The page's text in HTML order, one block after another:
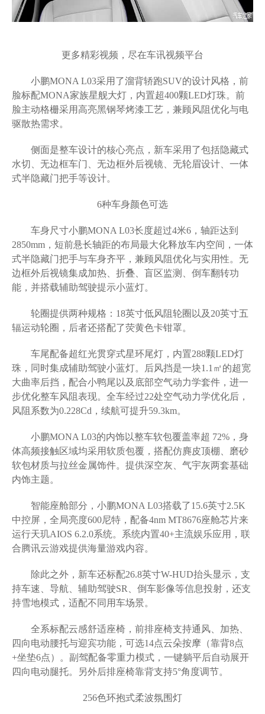
更多精彩视频，尽在车讯视频平台
小鹏MONA L03采用了溜背轿跑SUV的设计风格，前
脸标配MONA家族星舰大灯，内置超400颗LED灯珠。前
脸主动格栅采用高亮黑钢琴烤漆工艺，兼顾风阻优化与电
驱散热需求。
侧面是整车设计的核心亮点，新车采用了包括隐藏式
水切、无边框车门、无边框外后视镜、无轮眉设计、一体
式半隐藏门把手等设计。
6种车身颜色可选
车身尺寸小鹏MONA L03长度超过4米6，轴距达到
2850mm，短前悬长轴距的布局最大化释放车内空间，一体
式半隐藏门把手与车身齐平，兼顾风阻优化与实用性。无
边框外后视镜集成加热、折叠、盲区监测、倒车翻转功
能，并搭载辅助驾驶提示小蓝灯。
轮圈提供两种规格：18英寸低风阻轮圈以及20英寸五
辐运动轮圈，后者还搭配了荧黄色卡钳罩。
车尾配备超红光贯穿式星环尾灯，内置288颗LED灯
珠，同时集成辅助驾驶小蓝灯。后风挡是一块1.1㎡的超宽
大曲率后挡，配合小鸭尾以及底部空气动力学套件，进一
步优化整车风阻表现。全车经过22处空气动力学优化后，
风阻系数为0.228Cd，续航可提升59.3km。
小鹏MONA L03的内饰以整车软包覆盖率超 72%，身
体高频接触区域均采用软质包覆，搭配仿麂皮顶棚、磨砂
软包材质与拉丝金属饰件。提供深空灰、气宇灰两套基础
内饰主题。
智能座舱部分，小鹏MONA L03搭载了15.6英寸2.5K
中控屏，全局亮度600尼特，配备4nm MT8676座舱芯片来
运行天玑AIOS 6.2.0系统。系统内置40+主流娱乐应用，联
合腾讯云游戏提供海量游戏内容。
除此之外，新车还标配26.8英寸W-HUD抬头显示，支
持车速、导航、辅助驾驶SR、倒车影像等信息投射，还支
持雪地模式，适配不同用车场景。
全系标配云感舒适座椅，前排座椅支持通风、加热、
四向电动腰托与迎宾功能，可选14点云朵按摩（靠背8点
+坐垫6点）。副驾配备零重力模式，一键躺平后自动展开
四向电动腿托。另外后排座椅靠背支持5°角度调节。
256色环抱式柔波氛围灯